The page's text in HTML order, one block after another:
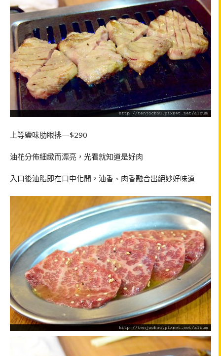
上等鹽味肋眼排—$290
油花分佈細緻而漂亮，光看就知道是好肉
入口後油脂即在口中化開，油香、肉香融合出絕妙好味道